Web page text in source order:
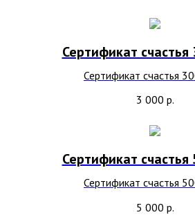
Сертификат счастья
Сертификат счастья
3 000 р.
Сертификат счастья
Сертификат счастья
5 000 р.